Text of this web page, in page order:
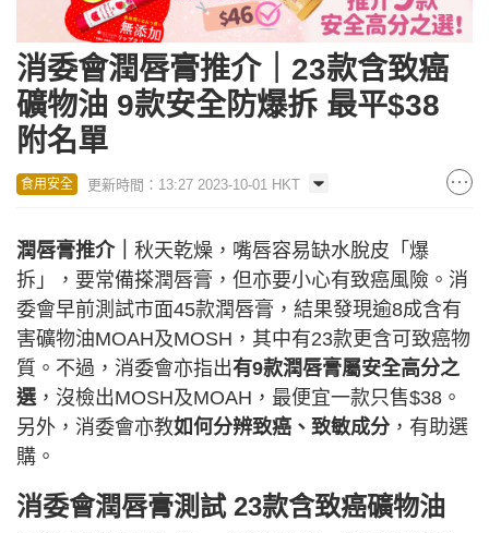
消委會潤唇膏推介｜23款含致癌
礦物油 9款安全防爆拆 最平$38
附名單
食用安全 更新時間：13:27 2023-10-01 HKT
潤唇膏推介｜ 秋天乾燥，嘴唇容易缺水脫皮「爆
拆」，要常備搽潤唇膏，但亦要小心有致癌風險。消
委會早前測試市面45款潤唇膏，結果發現逾8成含有
害礦物油MOAH及MOSH，其中有23款更含可致癌物
質。不過，消委會亦指出有9款潤唇膏屬安全高分之
選 ，沒檢出MOSH及MOAH，最便宜一款只售$38。
另外，消委會亦教如何分辨致癌、致敏成分 ，有助選
購。
消委會潤唇膏測試 23款含致癌礦物油